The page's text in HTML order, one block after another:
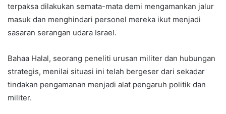
terpaksa dilakukan semata-mata demi mengamankan jalur
masuk dan menghindari personel mereka ikut menjadi
sasaran serangan udara Israel.
Bahaa Halal, seorang peneliti urusan militer dan hubungan
strategis, menilai situasi ini telah bergeser dari sekadar
tindakan pengamanan menjadi alat pengaruh politik dan
militer.